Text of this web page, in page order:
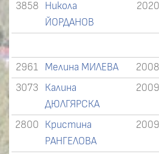
3858
Никола
ЙОРДАНОВ
2020
2961 Мелина МИЛЕВА 2008
3073
Калина
ДЮЛГЯРСКА
2009
2800
Кристина
РАНГЕЛОВА
2009